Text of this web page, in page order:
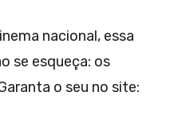
nacional, essa
se esqueça: os
o seu no site: